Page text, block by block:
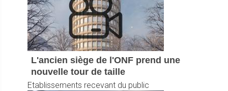
L'ancien siège de l'ONF prend une
nouvelle tour de taille
Etablissements recevant du public